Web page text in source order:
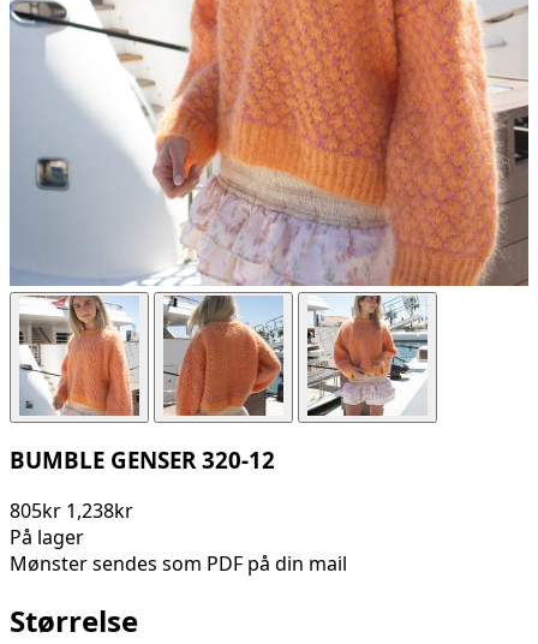
BUMBLE GENSER 320-12
805kr 1,238kr
På lager
Mønster sendes som PDF på din mail
Størrelse